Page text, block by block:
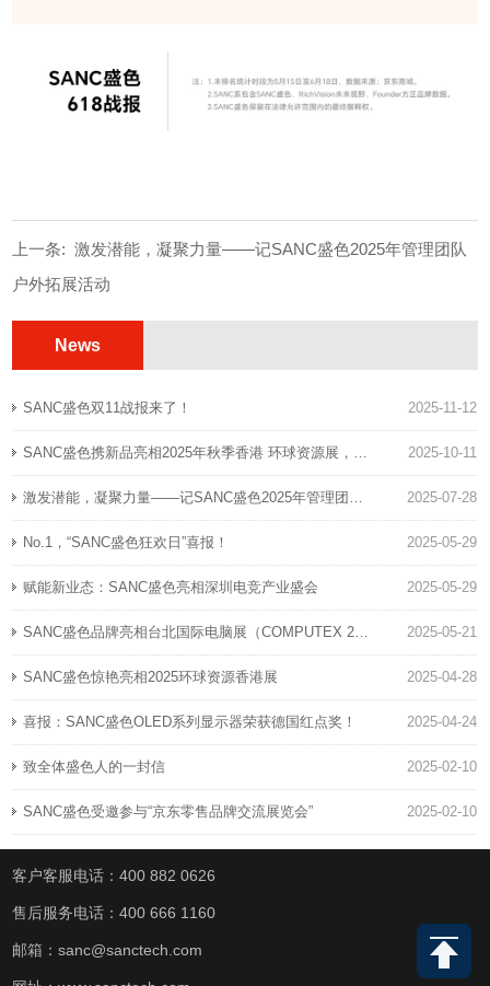
上一条:激发潜能，凝聚力量——记SANC盛色2025年管理团队
户外拓展活动
下一条:No.1，“SANC盛色狂欢日”喜报！
News
2025-11-12
SANC盛色双11战报来了！
2025-10-11
SANC盛色携新品亮相2025年秋季香港 环球资源展，引领视觉科技新趋势
2025-07-28
激发潜能，凝聚力量——记SANC盛色2025年管理团队户外拓展活动
2025-05-29
No.1，“SANC盛色狂欢日”喜报！
2025-05-29
赋能新业态：SANC盛色亮相深圳电竞产业盛会
2025-05-21
SANC盛色品牌亮相台北国际电脑展（COMPUTEX 2025）
2025-04-28
SANC盛色惊艳亮相2025环球资源香港展
2025-04-24
喜报：SANC盛色OLED系列显示器荣获德国红点奖！
2025-02-10
致全体盛色人的一封信
2025-02-10
SANC盛色受邀参与“京东零售品牌交流展览会”
客户客服电话：400 882 0626
售后服务电话：400 666 1160
邮箱：sanc@sanctech.com